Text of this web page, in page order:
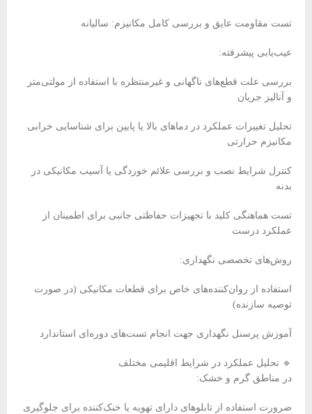
تست مقاومت عایق و بررسی کامل مکانیزم: سالیانه
عیب‌یابی پیشرفته:
بررسی علت قطع‌های ناگهانی و غیرمنتظره با استفاده از مولتی‌متر
و آنالیز جریان
تحلیل تغییرات عملکرد در دماهای بالا یا پایین برای شناسایی خرابی
مکانیزم حرارتی
کنترل شرایط نصب و بررسی علائم خوردگی یا آسیب مکانیکی در
بدنه
تست هماهنگی کلید با تجهیزات حفاظتی جانبی برای اطمینان از
عملکرد درست
روش‌های تخصصی نگهداری:
استفاده از روان‌کننده‌های خاص برای قطعات مکانیکی (در صورت
توصیه سازنده)
آموزش پرسنل نگهداری جهت انجام تست‌های دوره‌ای استاندارد
🔹 تحلیل عملکرد در شرایط اقلیمی مختلف
در مناطق گرم و خشک:
ضرورت استفاده از تابلوهای دارای تهویه یا خنک‌کننده برای جلوگیری